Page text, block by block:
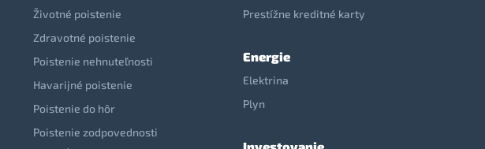
Životné poistenie
Zdravotné poistenie
Poistenie nehnuteľnosti
Havarijné poistenie
Poistenie do hôr
Poistenie zodpovednosti
Prestížne kreditné karty
Energie
Elektrina
Plyn